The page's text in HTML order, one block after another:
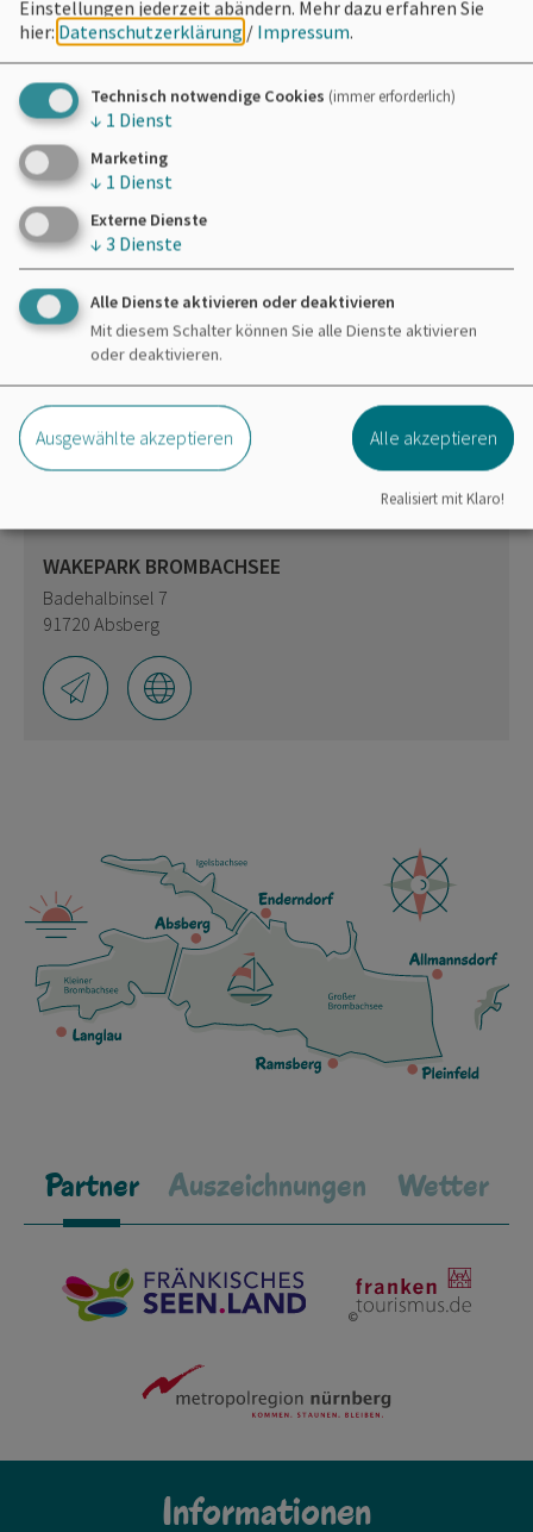
Dieser Betrieb auch hier
Essen & Trinken
Möchten Sie von
Ja
WAKEPARK BROMBACHSEE
Badehalbinsel 7
91720 Absberg
Partner Auszeichnungen Wetter
Informationen
Einstellungen jederzeit abändern. Mehr dazu erfahren Sie
hier: Datenschutzerklärung / Impressum.
Technisch notwendige Cookies (immer erforderlich)
↓ 1 Dienst
Marketing
↓ 1 Dienst
Externe Dienste
↓ 3 Dienste
Alle Dienste aktivieren oder deaktivieren
Mit diesem Schalter können Sie alle Dienste aktivieren
oder deaktivieren.
Ausgewählte akzeptieren Alle akzeptieren
Realisiert mit Klaro!